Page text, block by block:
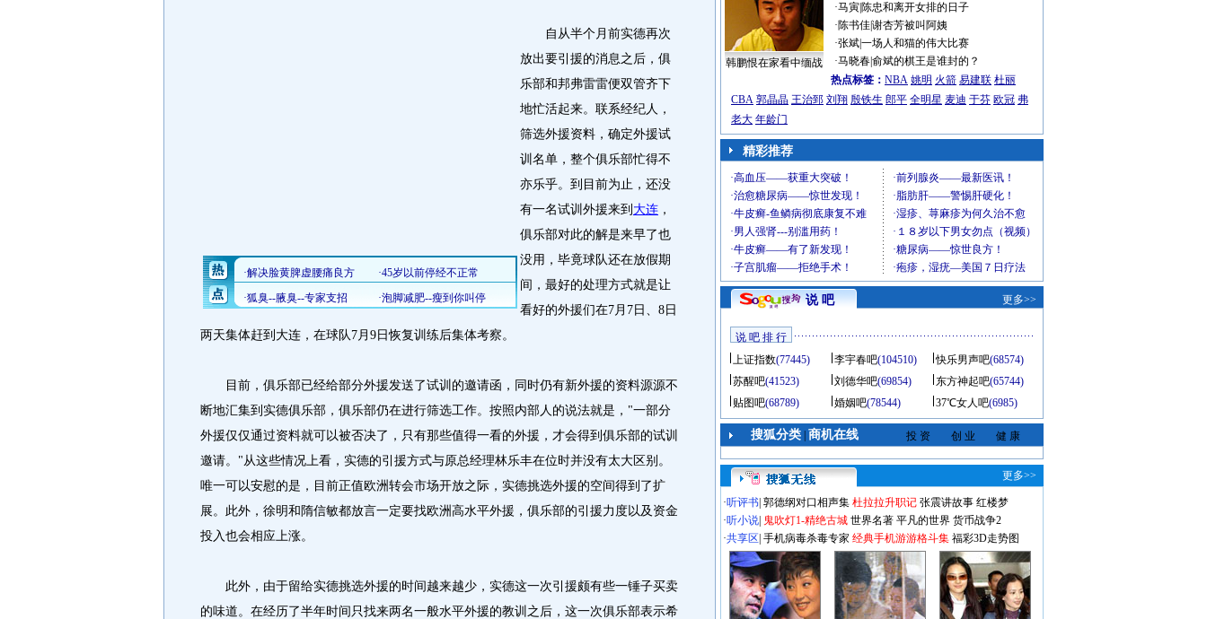
自从半个月前实德再次
放出要引援的消息之后，俱
乐部和邦弗雷雷便双管齐下
地忙活起来。联系经纪人，
筛选外援资料，确定外援试
训名单，整个俱乐部忙得不
亦乐乎。到目前为止，还没
有一名试训外援来到 大连 ，
俱乐部对此的解是来早了也
没用，毕竟球队还在放假期
间，最好的处理方式就是让
看好的外援们在7月7日、8日
两天集体赶到大连，在球队7月9日恢复训练后集体考察。
目前，俱乐部已经给部分外援发送了试训的邀请函，同时仍有新外援的资料源源不
断地汇集到实德俱乐部，俱乐部仍在进行筛选工作。按照内部人的说法就是，"一部分
外援仅仅通过资料就可以被否决了，只有那些值得一看的外援，才会得到俱乐部的试训
邀请。"从这些情况上看，实德的引援方式与原总经理林乐丰在位时并没有太大区别。
唯一可以安慰的是，目前正值欧洲转会市场开放之际，实德挑选外援的空间得到了扩
展。此外，徐明和隋信敏都放言一定要找欧洲高水平外援，俱乐部的引援力度以及资金
投入也会相应上涨。
此外，由于留给实德挑选外援的时间越来越少，实德这一次引援颇有些一锤子买卖
的味道。在经历了半年时间只找来两名一般水平外援的教训之后，这一次俱乐部表示希
韩鹏恨在家看中缅战
·马寅| 陈忠和离开女排的日子
·陈书佳|谢杏芳被叫阿姨
·张斌|一场人和猫的伟大比赛
·马晓春|俞斌的棋王是谁封的？
热点标签： NBA 姚明 火箭 易建联 杜丽
CBA 郭晶晶 王治郅 刘翔 殷铁生 郎平 全明星 麦迪 于芬 欧冠 弗
老大 年龄门
精彩推荐
说 吧 更多>>
说 吧 排 行
上证指数(77445) 李宇春吧(104510) 快乐男声吧(68574)
苏醒吧(41523) 刘德华吧(69854) 东方神起吧(65744)
贴图吧(68789) 婚姻吧(78544) 37℃女人吧(6985)
搜狐分类 商机在线 投 资 创 业 健 康
更多>>
·听评书 郭德纲对口相声集 杜拉拉升职记 张震讲故事 红楼梦
·听小说 鬼吹灯1-精绝古城 世界名著 平凡的世界 货币战争2
·共享区 手机病毒杀毒专家 经典手机游游格斗集 福彩3D走势图